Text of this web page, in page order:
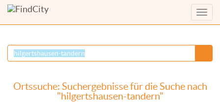
Menü
Ortssuche: Suchergebnisse für die Suche nach
"hilgertshausen-tandern"